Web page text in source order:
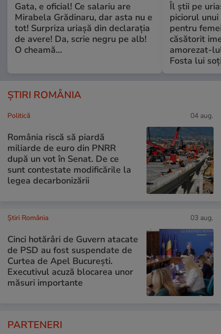
Gata, e oficial! Ce salariu are
Mirabela Grădinaru, dar asta nu e
tot! Surpriza uriașă din declarația
de avere! Da, scrie negru pe alb!
O cheamă…
Îl știi pe
piciorul
pentru
căsătorit
amorezat-
Fosta lui
ȘTIRI ROMÂNIA
Politică 04 aug.
România riscă să piardă
miliarde de euro din PNRR
după un vot în Senat. De ce
sunt contestate modificările la
legea decarbonizării
Știri România 03 aug.
Cinci hotărâri de Guvern atacate
de PSD au fost suspendate de
Curtea de Apel București.
Executivul acuză blocarea unor
măsuri importante
PARTENERI